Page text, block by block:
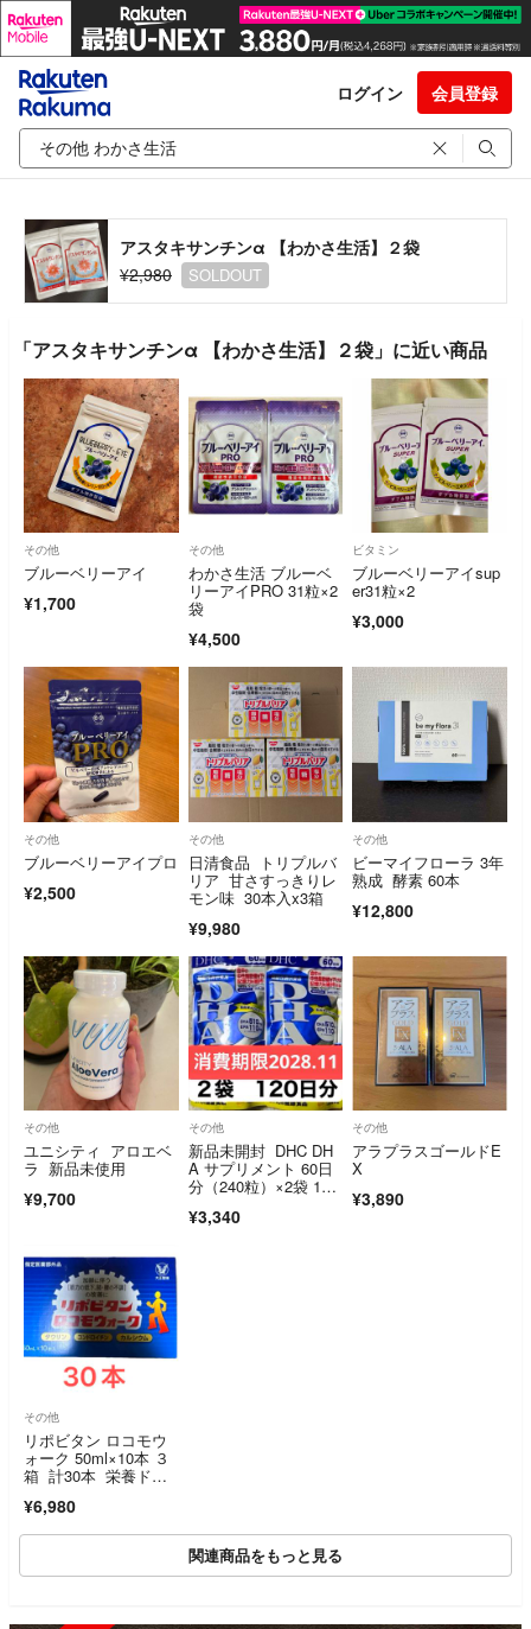
ログイン 会員登録
アスタキサンチンα 【わかさ生活】２袋
¥2,980
SOLDOUT
「アスタキサンチンα 【わかさ生活】２袋」に近い商品
その他
ブルーベリーアイ
¥1,700
その他
わかさ生活 ブルーベ
リーアイPRO 31粒×2
袋
¥4,500
ビタミン
ブルーベリーアイsup
er31粒×2
¥3,000
その他
ブルーベリーアイプロ
¥2,500
その他
日清食品 トリプルバ
リア 甘さすっきりレ
モン味 30本入x3箱
¥9,980
その他
ビーマイフローラ 3年
熟成 酵素 60本
¥12,800
その他
ユニシティ アロエベ
ラ 新品未使用
¥9,700
その他
新品未開封 DHC DH
A サプリメント 60日
分（240粒）×2袋 120
¥3,340
その他
アラプラスゴールドE
X
¥3,890
その他
リポビタン ロコモウ
ォーク 50ml×10本 ３
箱 計30本 栄養ドリ
¥6,980
関連商品をもっと見る